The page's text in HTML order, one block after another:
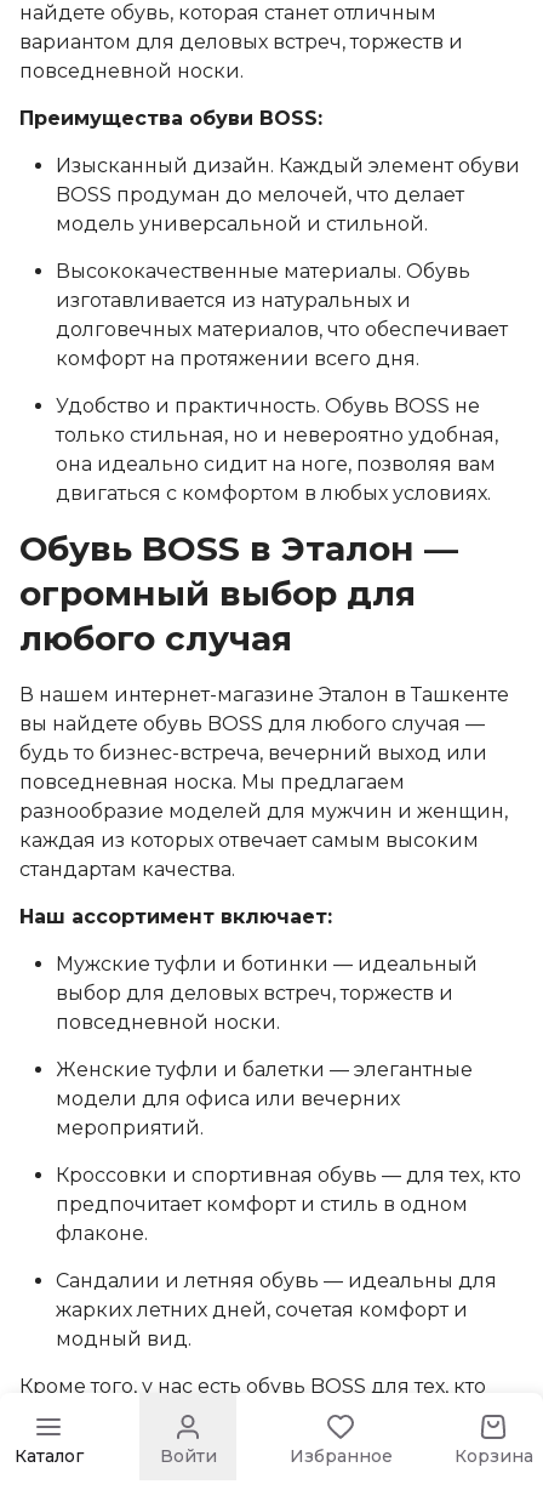
найдете обувь, которая станет отличным
вариантом для деловых встреч, торжеств и
повседневной носки.
Преимущества обуви BOSS:
Изысканный дизайн. Каждый элемент обуви
BOSS продуман до мелочей, что делает
модель универсальной и стильной.
Высококачественные материалы. Обувь
изготавливается из натуральных и
долговечных материалов, что обеспечивает
комфорт на протяжении всего дня.
Удобство и практичность. Обувь BOSS не
только стильная, но и невероятно удобная,
она идеально сидит на ноге, позволяя вам
двигаться с комфортом в любых условиях.
Обувь BOSS в Эталон —
огромный выбор для
любого случая
В нашем интернет-магазине Эталон в Ташкенте
вы найдете обувь BOSS для любого случая —
будь то бизнес-встреча, вечерний выход или
повседневная носка. Мы предлагаем
разнообразие моделей для мужчин и женщин,
каждая из которых отвечает самым высоким
стандартам качества.
Наш ассортимент включает:
Мужские туфли и ботинки — идеальный
выбор для деловых встреч, торжеств и
повседневной носки.
Женские туфли и балетки — элегантные
модели для офиса или вечерних
мероприятий.
Кроссовки и спортивная обувь — для тех, кто
предпочитает комфорт и стиль в одном
флаконе.
Сандалии и летняя обувь — идеальны для
жарких летних дней, сочетая комфорт и
модный вид.
Кроме того, у нас есть обувь BOSS для тех, кто
ценит стиль и комфорт в повседневной жизни,
а также для поклонников классики, которые не
идут на компромиссы в вопросах элегантности.
Каталог Войти Избранное Корзина